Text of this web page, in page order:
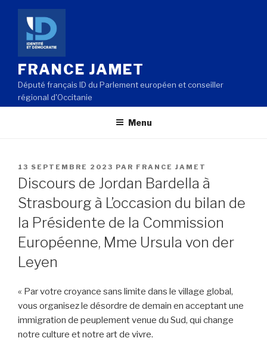
Aller
contenu
principal
FRANCE JAMET
Député français ID du Parlement européen et conseiller
régional d'Occitanie
Menu
PUBLIÉ
LE
13 SEPTEMBRE 2023 PAR FRANCE JAMET
Discours de Jordan Bardella à
Strasbourg à L’occasion du bilan de
la Présidente de la Commission
Européenne, Mme Ursula von der
Leyen
« Par votre croyance sans limite dans le village global,
vous organisez le désordre de demain en acceptant une
immigration de peuplement venue du Sud, qui change
notre culture et notre art de vivre.